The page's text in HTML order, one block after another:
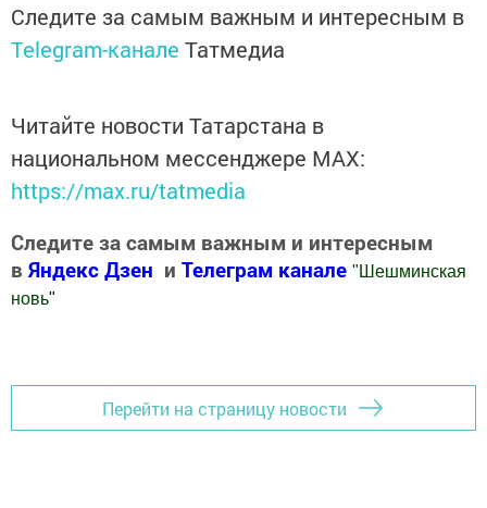
Следите за самым важным и интересным в
Telegram-канале Татмедиа
Читайте новости Татарстана в
национальном мессенджере MАХ:
https://max.ru/tatmedia
Следите за самым важным и интересным
в Яндекс Дзен и Телеграм канале " Шешминская
новь"
Перейти на страницу новости